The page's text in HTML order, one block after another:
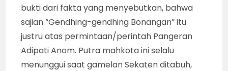
bukti dari fakta yang menyebutkan, bahwa
sajian “Gendhing-gendhing Bonangan” itu
justru atas permintaan/perintah Pangeran
Adipati Anom. Putra mahkota ini selalu
menunggui saat gamelan Sekaten ditabuh,